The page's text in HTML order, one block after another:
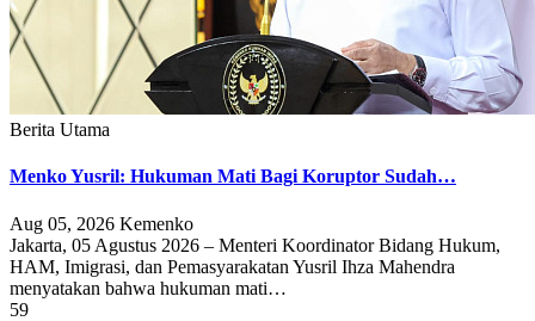
Berita Utama
Menko Yusril: Hukuman Mati Bagi Koruptor Sudah…
Aug 05, 2026 Kemenko
Jakarta, 05 Agustus 2026 – Menteri Koordinator Bidang Hukum,
HAM, Imigrasi, dan Pemasyarakatan Yusril Ihza Mahendra
menyatakan bahwa hukuman mati…
59